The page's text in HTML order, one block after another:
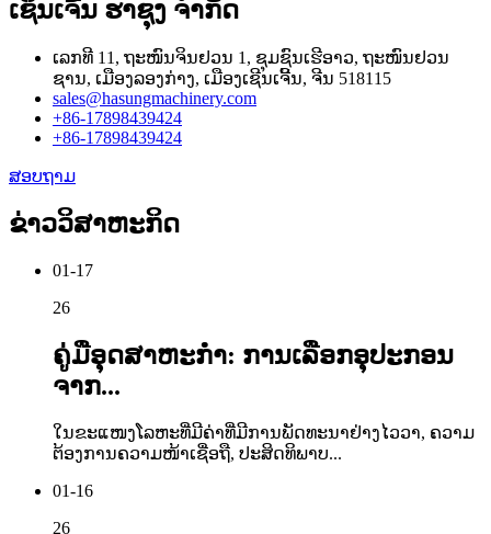
ເຊິນເຈີ້ນ ຮາຊຸງ ຈຳກັດ
ເລກທີ 11, ຖະໜົນຈິນຢວນ 1, ຊຸມຊົນເຮີອາວ, ຖະໜົນຢວນ
ຊານ, ເມືອງລອງກ່າງ, ເມືອງເຊີນເຈີ້ນ, ຈີນ 518115
sales@hasungmachinery.com
+86-17898439424
+86-17898439424
ສອບຖາມ
ຂ່າວວິສາຫະກິດ
01-17
26
ຄູ່ມືອຸດສາຫະກຳ: ການເລືອກອຸປະກອນ
ຈາກ...
ໃນຂະແໜງໂລຫະທີ່ມີຄ່າທີ່ມີການພັດທະນາຢ່າງໄວວາ, ຄວາມ
ຕ້ອງການຄວາມໜ້າເຊື່ອຖື, ປະສິດທິພາບ...
01-16
26